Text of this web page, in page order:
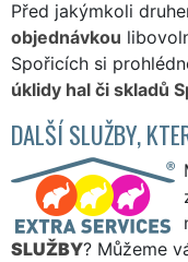
Před jakýmkoli
objednávkou
Spořicích si
úklidy hal či skladů
DALŠÍ SLUŽBY,
SLUŽBY? Můžeme